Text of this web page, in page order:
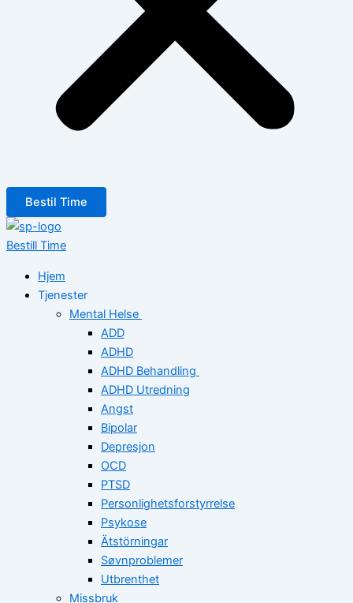
Bestil Time
Bestill Time
Hjem
Tjenester
Mental Helse
ADD
ADHD
ADHD Behandling
ADHD Utredning
Angst
Bipolar
Depresjon
OCD
PTSD
Personlighetsforstyrrelse
Psykose
Ätstörningar
Søvnproblemer
Utbrenthet
Missbruk